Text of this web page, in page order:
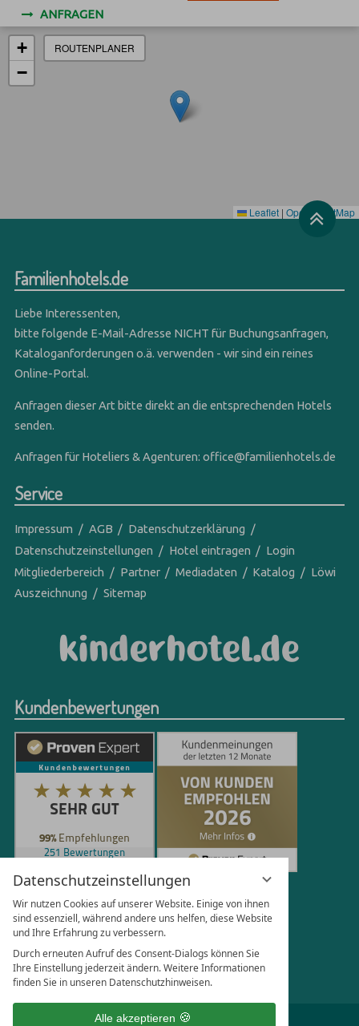
Datenschutzeinstellungen
Wir nutzen Cookies auf unserer Website. Einige von ihnen
sind essenziell, während andere uns helfen, diese Website
und Ihre Erfahrung zu verbessern.
Durch erneuten Aufruf des Consent-Dialogs können Sie
Ihre Einstellung jederzeit ändern. Weitere Informationen
finden Sie in unseren Datenschutzhinweisen.
Alle akzeptieren
ANFRAGEN
+
−
ROUTENPLANER
Leaflet | OpenStreetMap
Familienhotels.de
Liebe Interessenten,
bitte folgende E-Mail-Adresse NICHT für Buchungsanfragen,
Kataloganforderungen o.ä. verwenden - wir sind ein reines
Online-Portal.
Anfragen dieser Art bitte direkt an die entsprechenden Hotels
senden.
Anfragen für Hoteliers & Agenturen:office@familienhotels.de
Service
Impressum AGB
Datenschutzerklärung
Datenschutzeinstellungen
Hotel eintragen
Login
Mitgliederbereich
Partner Mediadaten Katalog
Löwi
Auszeichnung
Sitemap
Kundenbewertungen